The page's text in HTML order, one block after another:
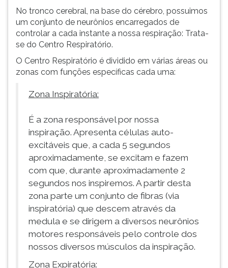
No tronco cerebral, na base do cérebro, possuimos
um conjunto de neurônios encarregados de
controlar a cada instante a nossa respiração: Trata-
se do Centro Respiratório.
O Centro Respiratório é dividido em várias áreas ou
zonas com funções específicas cada uma:
Zona Inspiratória:
É a zona responsável por nossa
inspiração. Apresenta células auto-
excitáveis que, a cada 5 segundos
aproximadamente, se excitam e fazem
com que, durante aproximadamente 2
segundos nos inspiremos. A partir desta
zona parte um conjunto de fibras (via
inspiratória) que descem através da
medula e se dirigem a diversos neurônios
motores responsáveis pelo controle dos
nossos diversos músculos da inspiração.
Zona Expiratória: